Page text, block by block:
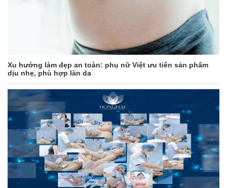
Xu hướng làm đẹp an toàn: phụ nữ Việt ưu tiên sản phẩm
dịu nhẹ, phù hợp làn da